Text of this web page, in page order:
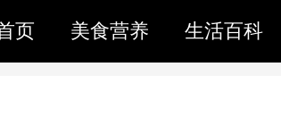
页 美食营养 生活百科